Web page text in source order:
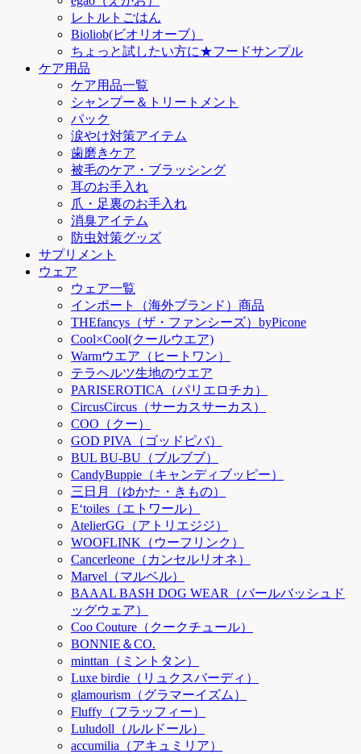
レトルトごはん
Bioliob(ビオリオーブ）
ちょっと試したい方に★フードサンプル
ケア用品
ケア用品一覧
シャンプー＆トリートメント
パック
涙やけ対策アイテム
歯磨きケア
被毛のケア・ブラッシング
耳のお手入れ
爪・足裏のお手入れ
消臭アイテム
防虫対策グッズ
サプリメント
ウェア
ウェア一覧
インポート（海外ブランド）商品
THEfancys（ザ・ファンシーズ）byPicone
Cool×Cool(クールウエア)
Warmウエア（ヒートワン）
テラヘルツ生地のウエア
PARISEROTICA（パリエロチカ）
CircusCircus（サーカスサーカス）
COO（クー）
GOD PIVA（ゴッドピバ）
BUL BU-BU（ブルブブ）
CandyBuppie（キャンディブッピー）
三日月（ゆかた・きもの）
E‘toiles（エトワール）
AtelierGG（アトリエジジ）
WOOFLINK（ウーフリンク）
Cancerleone（カンセルリオネ）
Marvel（マルベル）
BAAAL BASH DOG WEAR（バールバッシュド
ッグウェア）
Coo Couture（クークチュール）
BONNIE＆CO.
minttan（ミントタン）
Luxe birdie（リュクスバーディ）
glamourism（グラマーイズム）
Fluffy（フラッフィー）
Luludoll（ルルドール）
accumilia（アキュミリア）